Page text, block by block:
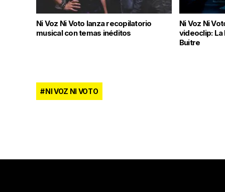
Ni Voz Ni Voto lanza recopilatorio
musical con temas inéditos
Ni Voz Ni
videoclip:
Buitre
NI VOZ NI VOTO